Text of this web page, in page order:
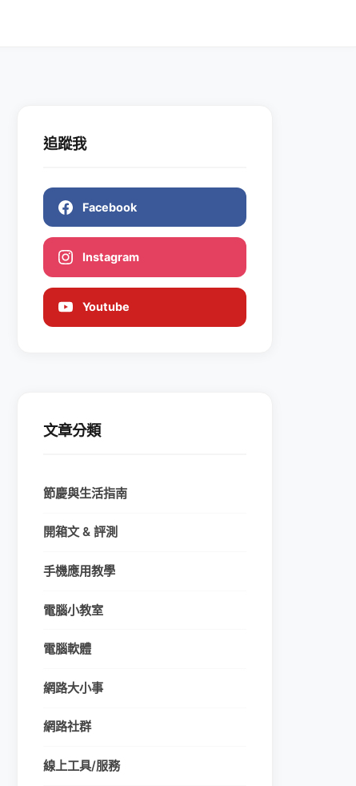
追蹤我
Facebook
Instagram
Youtube
文章分類
節慶與生活指南
開箱文 & 評測
手機應用教學
電腦小教室
電腦軟體
網路大小事
網路社群
線上工具/服務